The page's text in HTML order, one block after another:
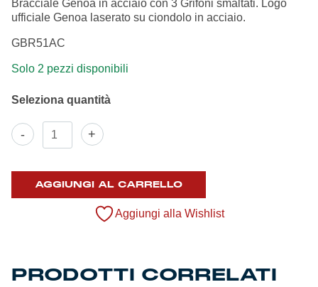
Summer Sale
Accessori
Outlet
Isolani x Genoa
Bracciale Genoa in acciaio con 3 Grifoni smaltati. Logo
ufficiale Genoa laserato su ciondolo in acciaio.
GBR51AC
Solo 2 pezzi disponibili
-
Bracciale
acciaio
grifoni
smaltati
quantità
+
AGGIUNGI AL CARRELLO
Aggiungi alla Wishlist
PRODOTTI CORRELATI